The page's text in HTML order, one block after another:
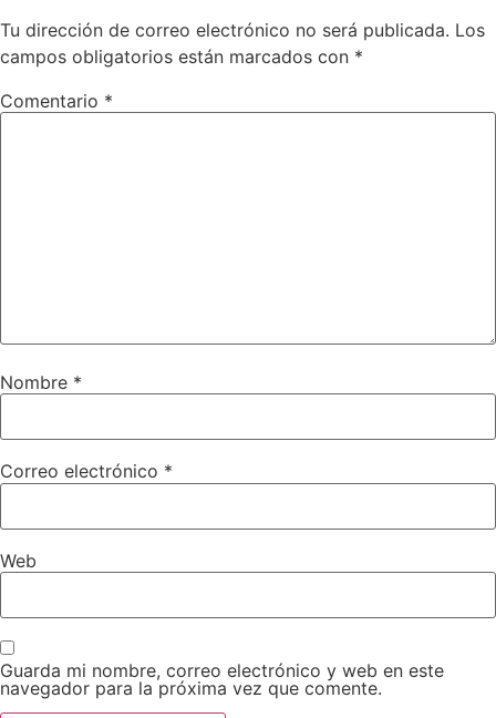
Tu dirección de correo electrónico no será publicada. Los
campos obligatorios están marcados con *
Comentario *
Nombre *
Correo electrónico *
Web
Guarda mi nombre, correo electrónico y web en este
navegador para la próxima vez que comente.